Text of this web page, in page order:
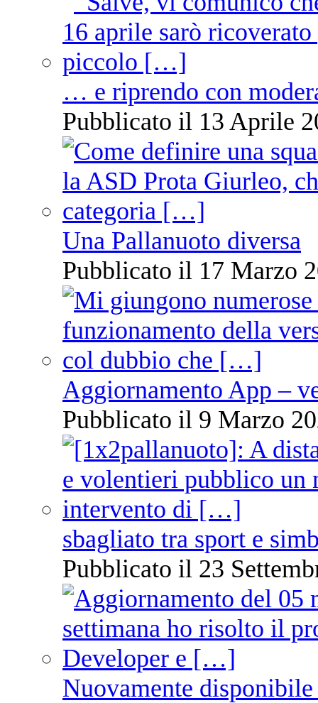
… e riprendo con
Pubblicato il 13 Aprile
Una Pallanuoto diversa
Pubblicato il 17 Marzo
Aggiornamento App –
Pubblicato il 9 Marzo
sbagliato tra sport e
Pubblicato il 23
Nuovamente